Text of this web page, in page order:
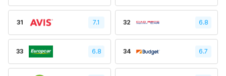
31 7.1 32 6.8
33 6.8 34 6.7